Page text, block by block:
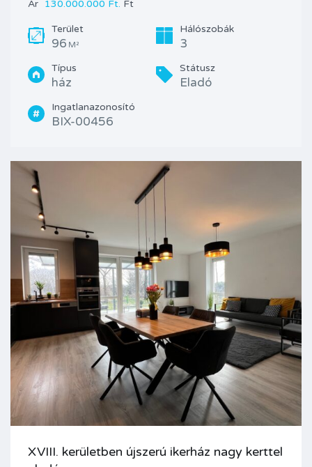
Ár 130.000.000 Ft. Ft
Terület
96 M²
Hálószobák
3
Típus
ház
Státusz
Eladó
Ingatlanazonosító
BIX-00456
XVIII. kerületben újszerú ikerház nagy kerttel